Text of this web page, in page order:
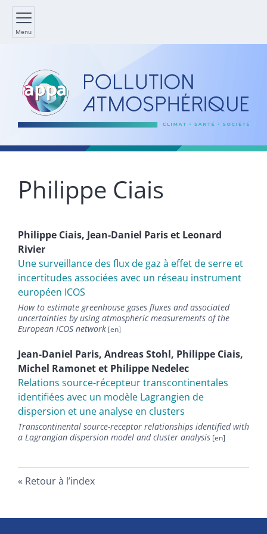
Menu
Philippe Ciais
Philippe Ciais, Jean-Daniel Pariset Leonard
Rivier
Une surveillance des flux de gaz à effet de serre et
incertitudes associées avec un réseau instrument
européen ICOS
How to estimate greenhouse gases fluxes and associated
uncertainties by using atmospheric measurements of the
European ICOS network
Jean-Daniel Paris, AndreasStohl, Philippe Ciais,
Michel Ramonetet Philippe Nedelec
Relations source-récepteur transcontinentales
identifiées avec un modèle Lagrangien de
dispersion et une analyse en clusters
Transcontinental source-receptor relationships identified with
a Lagrangian dispersion model and cluster analysis
Retour à l’index